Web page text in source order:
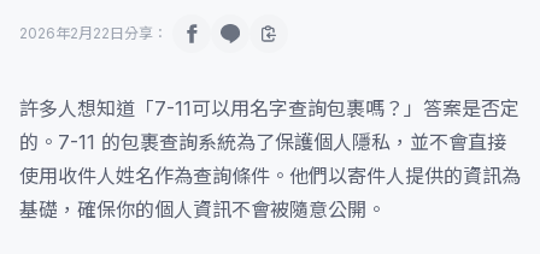
2026年2月22日 分享：
許多人想知道「7-11可以用名字查詢包裹嗎？」答案是否定
的。7-11 的包裹查詢系統為了保護個人隱私，並不會直接
使用收件人姓名作為查詢條件。他們以寄件人提供的資訊為
基礎，確保你的個人資訊不會被隨意公開。